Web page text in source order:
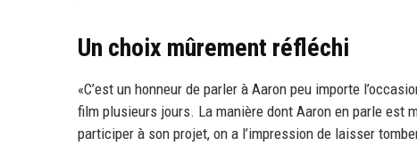
Un choix mûrement réfléchi
«C’est un honneur de parler à Aaron peu importe
film plusieurs jours. La manière dont Aaron en parle est
participer à son projet, on a l’impression de laisser